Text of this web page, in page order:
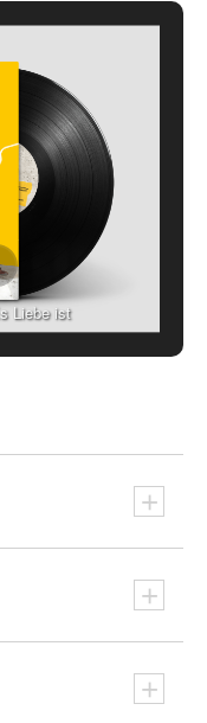
Liebe ist
+
+
+